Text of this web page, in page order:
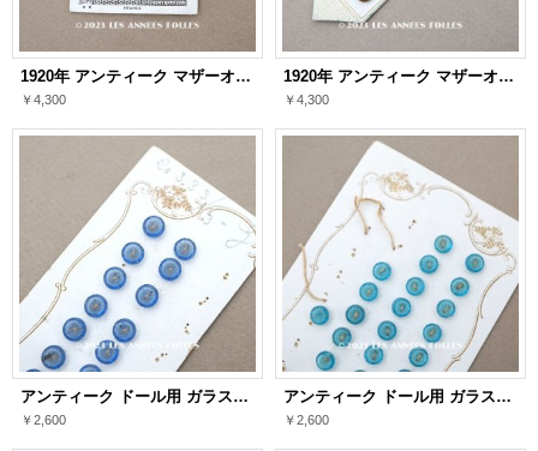
1920年 アンティーク マザーオブパール製 極小 ボタン 5mm 24ピース シェルボタン ラヴェンダー色
￥4,300
1920年 アンティーク マザーオブパール製 極小 ボタン 6mm 12ピース シェルボタン コーヒーブラウン
￥4,300
アンティーク ドール用 ガラスボタン 7mm 6ピースのセット ネイビーブルー
￥2,600
アンティーク ドール用 ガラスボタン 7mm 6ピースのセット ブルー
￥2,600